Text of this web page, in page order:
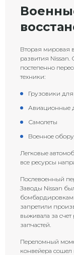
Вторая мировая
развития Nissan.
постепенно
техники:
Грузовики
Авиационные
Самолеты
Военное
Легковые
все ресурсы
Послевоенный
Заводы Nissan
запретили
выживала за
запчастей.
Переломный
конвейера